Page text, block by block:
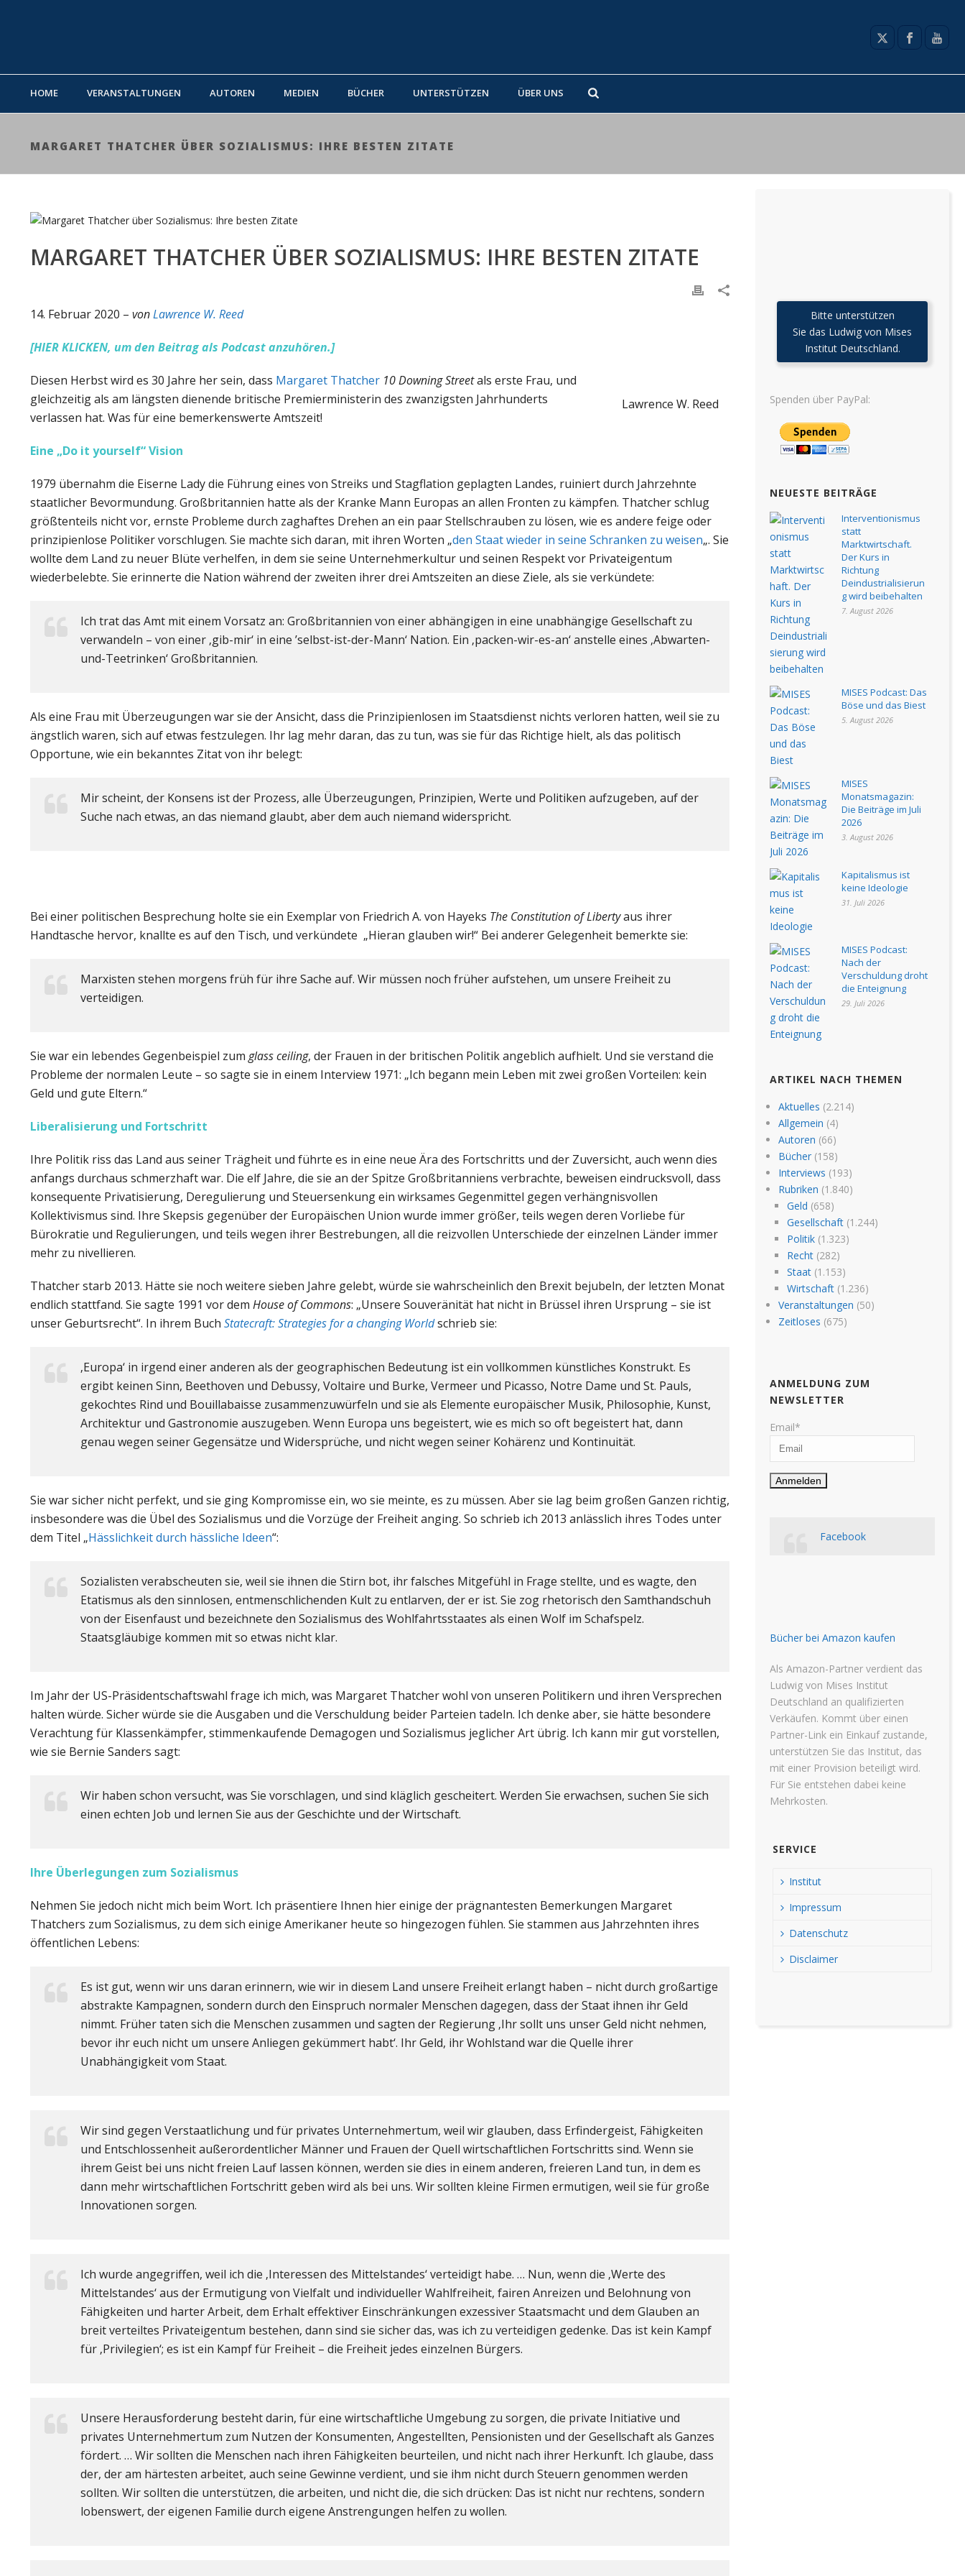
HOME VERANSTALTUNGEN AUTOREN MEDIEN BÜCHER UNTERSTÜTZEN ÜBER UNS
MARGARET THATCHER ÜBER SOZIALISMUS: IHRE BESTEN ZITATE
MARGARET THATCHER ÜBER SOZIALISMUS: IHRE BESTEN ZITATE
14. Februar 2020 – vonLawrence W. Reed
[HIER KLICKEN, um den Beitrag als Podcast anzuhören.]
Lawrence W. Reed
Diesen Herbst wird es 30 Jahre her sein, dass Margaret Thatcher 10 Downing Streetals erste Frau, und
gleichzeitig als am längsten dienende britische Premierministerin des zwanzigsten Jahrhunderts
verlassen hat. Was für eine bemerkenswerte Amtszeit!
Eine „Do it yourself“ Vision
1979 übernahm die Eiserne Lady die Führung eines von Streiks und Stagflation geplagten Landes, ruiniert durch Jahrzehnte
staatlicher Bevormundung. Großbritannien hatte als der Kranke Mann Europas an allen Fronten zu kämpfen. Thatcher schlug
größtenteils nicht vor, ernste Probleme durch zaghaftes Drehen an ein paar Stellschrauben zu lösen, wie es andere feige oder
prinzipienlose Politiker vorschlugen. Sie machte sich daran, mit ihren Worten „den Staat wieder in seine Schranken zu weisen„. Sie
wollte dem Land zu neuer Blüte verhelfen, in dem sie seine Unternehmerkultur und seinen Respekt vor Privateigentum
wiederbelebte. Sie erinnerte die Nation während der zweiten ihrer drei Amtszeiten an diese Ziele, als sie verkündete:
Ich trat das Amt mit einem Vorsatz an: Großbritannien von einer abhängigen in eine unabhängige Gesellschaft zu
verwandeln – von einer ‚gib-mir‘ in eine ’selbst-ist-der-Mann‘ Nation. Ein ‚packen-wir-es-an‘ anstelle eines ‚Abwarten-
und-Teetrinken‘ Großbritannien.
Als eine Frau mit Überzeugungen war sie der Ansicht, dass die Prinzipienlosen im Staatsdienst nichts verloren hatten, weil sie zu
ängstlich waren, sich auf etwas festzulegen. Ihr lag mehr daran, das zu tun, was sie für das Richtige hielt, als das politisch
Opportune, wie ein bekanntes Zitat von ihr belegt:
Mir scheint, der Konsens ist der Prozess, alle Überzeugungen, Prinzipien, Werte und Politiken aufzugeben, auf der
Suche nach etwas, an das niemand glaubt, aber dem auch niemand widerspricht.
Bei einer politischen Besprechung holte sie ein Exemplar von Friedrich A. von Hayeks The Constitution of Libertyaus ihrer
Handtasche hervor, knallte es auf den Tisch, und verkündete „Hieran glauben wir!“ Bei anderer Gelegenheit bemerkte sie:
Marxisten stehen morgens früh für ihre Sache auf. Wir müssen noch früher aufstehen, um unsere Freiheit zu
verteidigen.
Sie war ein lebendes Gegenbeispiel zum glass ceiling, der Frauen in der britischen Politik angeblich aufhielt. Und sie verstand die
Probleme der normalen Leute – so sagte sie in einem Interview 1971: „Ich begann mein Leben mit zwei großen Vorteilen: kein
Geld und gute Eltern.“
Liberalisierung und Fortschritt
Ihre Politik riss das Land aus seiner Trägheit und führte es in eine neue Ära des Fortschritts und der Zuversicht, auch wenn dies
anfangs durchaus schmerzhaft war. Die elf Jahre, die sie an der Spitze Großbritanniens verbrachte, beweisen eindrucksvoll, dass
konsequente Privatisierung, Deregulierung und Steuersenkung ein wirksames Gegenmittel gegen verhängnisvollen
Kollektivismus sind. Ihre Skepsis gegenüber der Europäischen Union wurde immer größer, teils wegen deren Vorliebe für
Bürokratie und Regulierungen, und teils wegen ihrer Bestrebungen, all die reizvollen Unterschiede der einzelnen Länder immer
mehr zu nivellieren.
Thatcher starb 2013. Hätte sie noch weitere sieben Jahre gelebt, würde sie wahrscheinlich den Brexit bejubeln, der letzten Monat
endlich stattfand. Sie sagte 1991 vor dem House of Commons: „Unsere Souveränität hat nicht in Brüssel ihren Ursprung – sie ist
unser Geburtsrecht“. In ihrem Buch Statecraft: Strategies for a changing Worldschrieb sie:
‚Europa‘ in irgend einer anderen als der geographischen Bedeutung ist ein vollkommen künstliches Konstrukt. Es
ergibt keinen Sinn, Beethoven und Debussy, Voltaire und Burke, Vermeer und Picasso, Notre Dame und St. Pauls,
gekochtes Rind und Bouillabaisse zusammenzuwürfeln und sie als Elemente europäischer Musik, Philosophie, Kunst,
Architektur und Gastronomie auszugeben. Wenn Europa uns begeistert, wie es mich so oft begeistert hat, dann
genau wegen seiner Gegensätze und Widersprüche, und nicht wegen seiner Kohärenz und Kontinuität.
Sie war sicher nicht perfekt, und sie ging Kompromisse ein, wo sie meinte, es zu müssen. Aber sie lag beim großen Ganzen richtig,
insbesondere was die Übel des Sozialismus und die Vorzüge der Freiheit anging. So schrieb ich 2013 anlässlich ihres Todes unter
dem Titel „Hässlichkeit durch hässliche Ideen“:
Sozialisten verabscheuten sie, weil sie ihnen die Stirn bot, ihr falsches Mitgefühl in Frage stellte, und es wagte, den
Etatismus als den sinnlosen, entmenschlichenden Kult zu entlarven, der er ist. Sie zog rhetorisch den Samthandschuh
von der Eisenfaust und bezeichnete den Sozialismus des Wohlfahrtsstaates als einen Wolf im Schafspelz.
Staatsgläubige kommen mit so etwas nicht klar.
Im Jahr der US-Präsidentschaftswahl frage ich mich, was Margaret Thatcher wohl von unseren Politikern und ihren Versprechen
halten würde. Sicher würde sie die Ausgaben und die Verschuldung beider Parteien tadeln. Ich denke aber, sie hätte besondere
Verachtung für Klassenkämpfer, stimmenkaufende Demagogen und Sozialismus jeglicher Art übrig. Ich kann mir gut vorstellen,
wie sie Bernie Sanders sagt:
Wir haben schon versucht, was Sie vorschlagen, und sind kläglich gescheitert. Werden Sie erwachsen, suchen Sie sich
einen echten Job und lernen Sie aus der Geschichte und der Wirtschaft.
Ihre Überlegungen zum Sozialismus
Nehmen Sie jedoch nicht mich beim Wort. Ich präsentiere Ihnen hier einige der prägnantesten Bemerkungen Margaret
Thatchers zum Sozialismus, zu dem sich einige Amerikaner heute so hingezogen fühlen. Sie stammen aus Jahrzehnten ihres
öffentlichen Lebens:
Es ist gut, wenn wir uns daran erinnern, wie wir in diesem Land unsere Freiheit erlangt haben – nicht durch großartige
abstrakte Kampagnen, sondern durch den Einspruch normaler Menschen dagegen, dass der Staat ihnen ihr Geld
nimmt. Früher taten sich die Menschen zusammen und sagten der Regierung ‚Ihr sollt uns unser Geld nicht nehmen,
bevor ihr euch nicht um unsere Anliegen gekümmert habt‘. Ihr Geld, ihr Wohlstand war die Quelle ihrer
Unabhängigkeit vom Staat.
Wir sind gegen Verstaatlichung und für privates Unternehmertum, weil wir glauben, dass Erfindergeist, Fähigkeiten
und Entschlossenheit außerordentlicher Männer und Frauen der Quell wirtschaftlichen Fortschritts sind. Wenn sie
ihrem Geist bei uns nicht freien Lauf lassen können, werden sie dies in einem anderen, freieren Land tun, in dem es
dann mehr wirtschaftlichen Fortschritt geben wird als bei uns. Wir sollten kleine Firmen ermutigen, weil sie für große
Innovationen sorgen.
Ich wurde angegriffen, weil ich die ‚Interessen des Mittelstandes‘ verteidigt habe. … Nun, wenn die ‚Werte des
Mittelstandes‘ aus der Ermutigung von Vielfalt und individueller Wahlfreiheit, fairen Anreizen und Belohnung von
Fähigkeiten und harter Arbeit, dem Erhalt effektiver Einschränkungen exzessiver Staatsmacht und dem Glauben an
breit verteiltes Privateigentum bestehen, dann sind sie sicher das, was ich zu verteidigen gedenke. Das ist kein Kampf
für ‚Privilegien‘; es ist ein Kampf für Freiheit – die Freiheit jedes einzelnen Bürgers.
Unsere Herausforderung besteht darin, für eine wirtschaftliche Umgebung zu sorgen, die private Initiative und
privates Unternehmertum zum Nutzen der Konsumenten, Angestellten, Pensionisten und der Gesellschaft als Ganzes
fördert. … Wir sollten die Menschen nach ihren Fähigkeiten beurteilen, und nicht nach ihrer Herkunft. Ich glaube, dass
der, der am härtesten arbeitet, auch seine Gewinne verdient, und sie ihm nicht durch Steuern genommen werden
sollten. Wir sollten die unterstützen, die arbeiten, und nicht die, die sich drücken: Das ist nicht nur rechtens, sondern
lobenswert, der eigenen Familie durch eigene Anstrengungen helfen zu wollen.
Bitte unterstützen
Sie das Ludwig von Mises
Institut Deutschland.
Spenden über PayPal:
NEUESTE BEITRÄGE
Interventionismus
statt
Marktwirtschaft.
Der Kurs in
Richtung
Deindustrialisierun
g wird beibehalten
7. August 2026
MISES Podcast: Das
Böse und das Biest
5. August 2026
MISES
Monatsmagazin:
Die Beiträge im Juli
2026
3. August 2026
Kapitalismus ist
keine Ideologie
31. Juli 2026
MISES Podcast:
Nach der
Verschuldung droht
die Enteignung
29. Juli 2026
ARTIKEL NACH THEMEN
Aktuelles (2.214)
Allgemein (4)
Autoren (66)
Bücher(158)
Interviews (193)
Rubriken (1.840)
Geld (658)
Gesellschaft(1.244)
Politik(1.323)
Recht(282)
Staat(1.153)
Wirtschaft(1.236)
Veranstaltungen (50)
Zeitloses (675)
ANMELDUNG ZUM
NEWSLETTER
Email*
Facebook
Bücher bei Amazon kaufen
Als Amazon-Partner verdient das
Ludwig von Mises Institut
Deutschland an qualifizierten
Verkäufen. Kommt über einen
Partner-Link ein Einkauf zustande,
unterstützen Sie das Institut, das
mit einer Provision beteiligt wird.
Für Sie entstehen dabei keine
Mehrkosten.
SERVICE
Institut
Impressum
Datenschutz
Disclaimer